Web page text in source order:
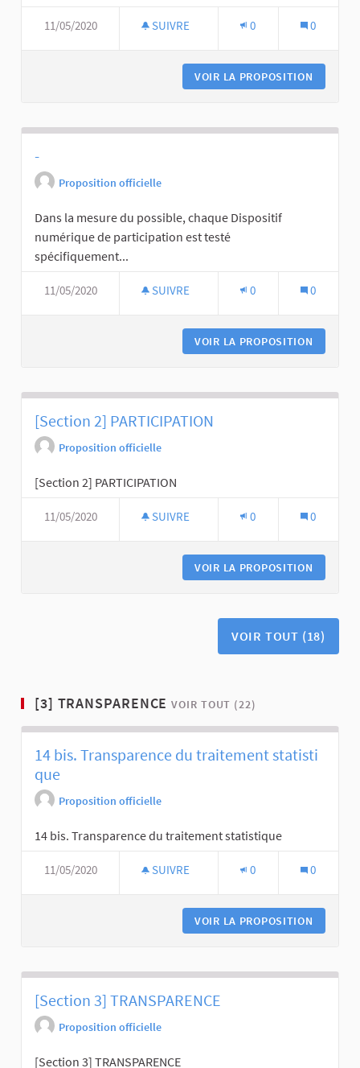
11/05/2020 SUIVRE 0 0
VOIR LA PROPOSITION
-
Proposition officielle
Dans la mesure du possible, chaque Dispositif
numérique de participation est testé
spécifiquement...
11/05/2020 SUIVRE 0 0
VOIR LA PROPOSITION
[Section 2] PARTICIPATION
Proposition officielle
[Section 2] PARTICIPATION
11/05/2020 SUIVRE 0 0
VOIR LA PROPOSITION
VOIR TOUT (18)
[3] TRANSPARENCEVOIR TOUT (22)
14 bis. Transparence du traitement statisti
que
Proposition officielle
14 bis. Transparence du traitement statistique
11/05/2020 SUIVRE 0 0
VOIR LA PROPOSITION
[Section 3] TRANSPARENCE
Proposition officielle
[Section 3] TRANSPARENCE